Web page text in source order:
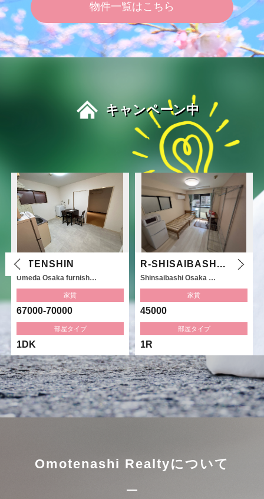
物件一覧はこちら
キャンペーン中
R-TENSHIN
Umeda Osaka furnish…
家賃
67000-70000
部屋タイプ
1DK
R-SHISAIBASH...
Shinsaibashi Osaka …
家賃
45000
部屋タイプ
1R
Omotenashi Realtyについて